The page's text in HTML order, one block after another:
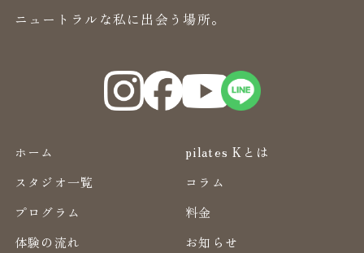
ニュートラルな私に出会う場所。
ホーム
pilates Kとは
スタジオ一覧
コラム
プログラム
料金
体験の流れ
お知らせ